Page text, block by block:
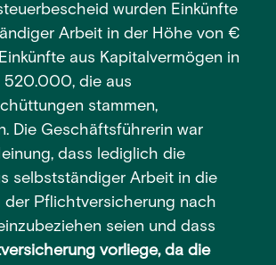
wurden Einkünfte
Arbeit in der Höhe von €
aus Kapitalvermögen in
die aus
stammen,
Die Geschäftsführerin war
dass lediglich die
selbstständiger Arbeit in die
der Pflichtversicherung nach
seien und dass
vorliege, da die